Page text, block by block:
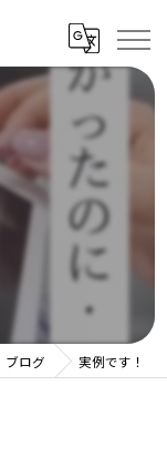
ブログ 実例です！